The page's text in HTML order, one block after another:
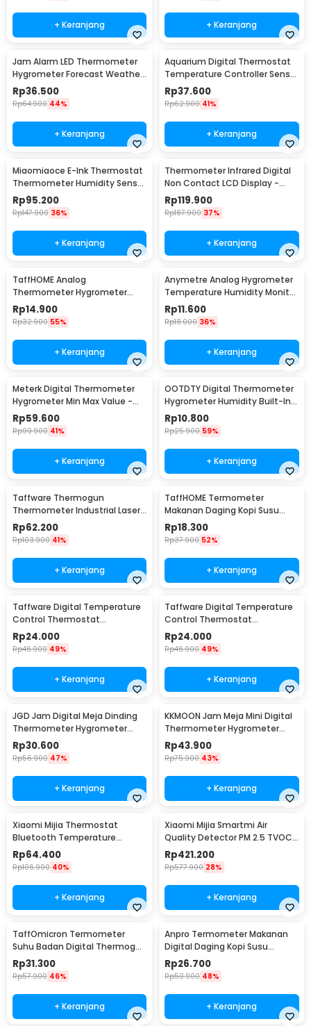
+ Keranjang + Keranjang
Jam Alarm LED Thermometer
Hygrometer Forecast Weather
Station - 2159T
Rp36.500
Rp64.900 44%
+ Keranjang
Aquarium Digital Thermostat
Temperature Controller Sensor
Multifungsi - STC-1000
Rp37.600
Rp62.900 41%
+ Keranjang
Miaomiaoce E-Ink Thermostat
Thermometer Humidity Sensor
- MHO-C201
Rp95.200
Rp147.900 36%
+ Keranjang
Thermometer Infrared Digital
Non Contact LCD Display -
600S
Rp119.900
Rp187.900 37%
+ Keranjang
TaffHOME Analog
Thermometer Hygrometer
Temperature Humidity -
TH101B
Rp14.900
Rp32.900 55%
+ Keranjang
Anymetre Analog Hygrometer
Temperature Humidity Monitor
- TH-108
Rp11.600
Rp18.000 36%
+ Keranjang
Meterk Digital Thermometer
Hygrometer Min Max Value -
CJ-3305F
Rp59.600
Rp99.900 41%
+ Keranjang
OOTDTY Digital Thermometer
Hygrometer Humidity Built-In
Probe - SD583
Rp10.800
Rp25.900 59%
+ Keranjang
Taffware Thermogun
Thermometer Industrial Laser
Infrared NonContact - CX6000
Rp62.200
Rp103.900 41%
+ Keranjang
TaffHOME Termometer
Makanan Daging Kopi Susu
Analog Single Probe - D9144
Rp18.300
Rp37.900 52%
+ Keranjang
Taffware Digital Temperature
Control Thermostat
Microcomputer 12V - XH-W3001
Rp24.000
Rp46.900 49%
+ Keranjang
Taffware Digital Temperature
Control Thermostat
Microcomputer 220V - XH-
W3001
Rp24.000
Rp46.900 49%
+ Keranjang
JGD Jam Digital Meja Dinding
Thermometer Hygrometer
Sensor - ZL20
Rp30.600
Rp56.900 47%
+ Keranjang
KKMOON Jam Meja Mini Digital
Thermometer Hygrometer
Weather Station - CX220
Rp43.900
Rp75.900 43%
+ Keranjang
Xiaomi Mijia Thermostat
Bluetooth Temperature
Humidity Thermometer 2 -
LYWSD03MMC
Rp64.400
Rp106.900 40%
+ Keranjang
Xiaomi Mijia Smartmi Air
Quality Detector PM 2.5 TVOC
C02 - KQJCY02QP
Rp421.200
Rp577.900 28%
+ Keranjang
TaffOmicron Termometer
Suhu Badan Digital Thermogun
Infrared Memory - AD801
Rp31.300
Rp57.900 46%
+ Keranjang
Anpro Termometer Makanan
Digital Daging Kopi Susu
Foldable 1 Probe - BW-188
Rp26.700
Rp50.900 48%
+ Keranjang